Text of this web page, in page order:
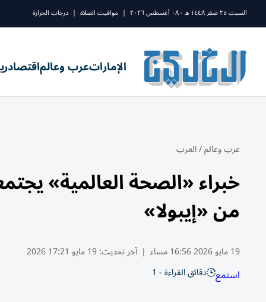
السبت ٢٥ صفر ١٤٤٨ ه - ٠٨ أغسطس ٢٠٢٦ | مواقيت الصلاة | درجات الحرارة
الإماراتعرب وعالماقتصاد
عرب وعالم/العرب
خبراء «الصحة العالمية»
من «إيبولا»
19 مايو 2026 16:56 مساء | آخر تحديث:19 مايو 17:21 2026
استمع دقائق القراءة - 1